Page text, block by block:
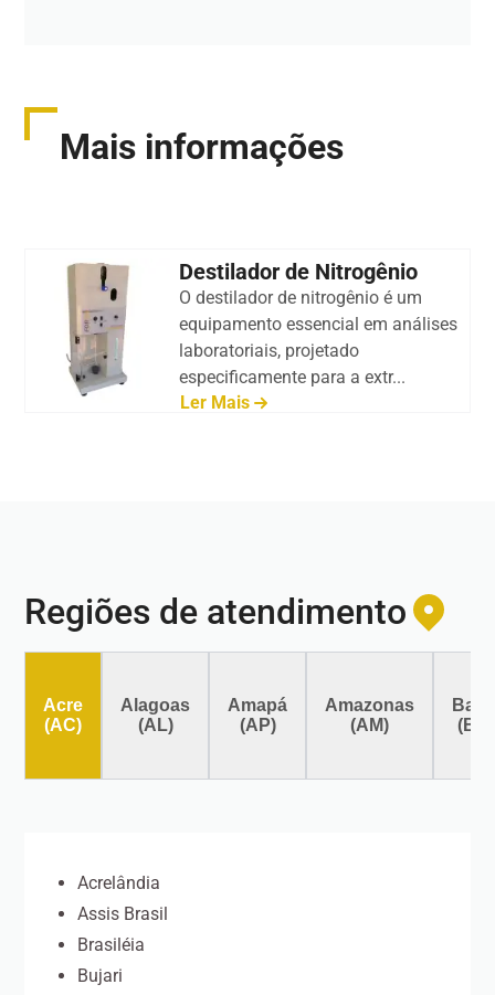
Mais informações
Destilador de Nitrogênio
O destilador de nitrogênio é um
equipamento essencial em análises
laboratoriais, projetado
especificamente para a extr...
Ler Mais
Regiões de atendimento
Acre
(AC)
Alagoas
(AL)
Amapá
(AP)
Amazonas
(AM)
(BA)
Acrelândia
Assis Brasil
Brasiléia
Bujari